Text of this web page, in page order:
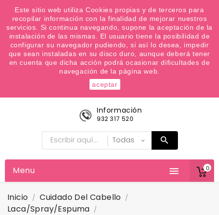
¿Quiere conocer las próximas ofertas del fin de
semana? Apúntate a nuestra Newsletter
Favoritos (0)

0
Información
932 317 520

Menu
Inicio
Cuidado Del Cabello
Laca/Spray/Espuma
Este sitio web utiliza Cookies propias y de terceros para
recopilar información con la finalidad de mejorar nuestros
servicios. Si continua navegando, supone la aceptación de la
instalación de las mismas. El usuario tiene la posibilidad de
configurar su navegador pudiendo, si así lo desea, impedir
que sean instaladas en su disco duro, aunque deberá tener
en cuenta que dicha acción podrá ocasionar dificultades de
navegación de la página web.
aceptar